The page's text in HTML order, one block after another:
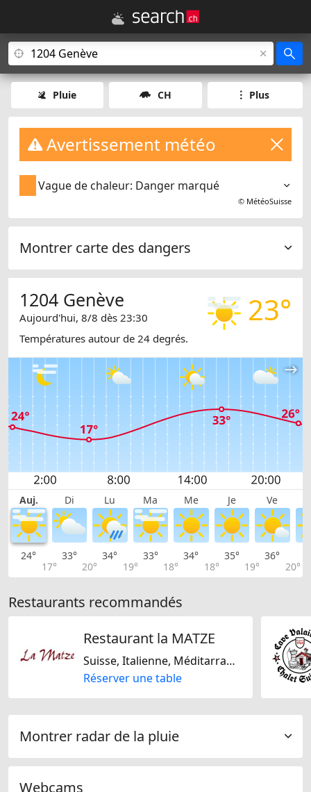
Pluie CH Plus
Avertissement météo
Vague de chaleur: Danger marqué
© MétéoSuisse
Montrer carte des dangers
23°
1204 Genève
Aujourd'hui, 8/8 dès 23:30
Températures autour de 24 degrés.
Auj. Di Lu Ma Me Je Ve
24°
17°
33°
20°
34°
19°
33°
18°
34°
18°
35°
19°
36°
20°
Restaurants recommandés
Restaurant la MATZE
Suisse, Italienne, Méditarranéenne, Européene, De saison
Réserver une table
Montrer radar de la pluie
Webcams